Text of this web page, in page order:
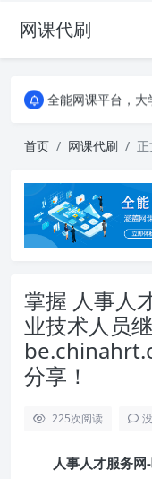
网课代刷
AI论文写作平台，
全能网课平台，大学生网
全能网课平台，大学生网
首页 网课代刷
掌握 人事人
业技术人员
分享！
225次阅读
人事人才服务